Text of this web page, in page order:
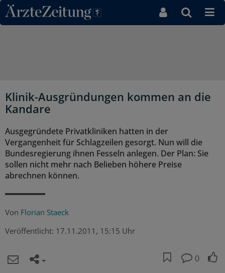
Direkt zum Inhaltsbereich
Klinik-Ausgründungen kommen an die
Kandare
Ausgegründete Privatkliniken hatten in der
Vergangenheit für Schlagzeilen gesorgt. Nun will die
Bundesregierung ihnen Fesseln anlegen. Der Plan: Sie
sollen nicht mehr nach Belieben höhere Preise
abrechnen können.
Von Florian Staeck
Veröffentlicht: 17.11.2011, 15:15 Uhr
0